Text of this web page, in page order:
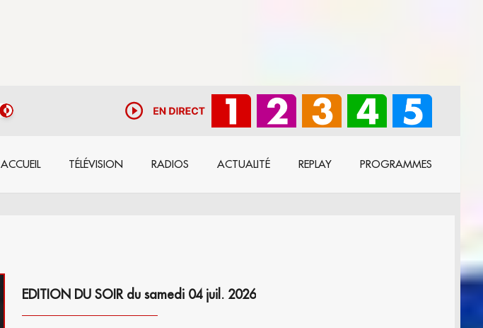
ACCUEIL TÉLÉVISION RADIOS ACTUALITÉ REPLAY PROGRAMMES
EDITION DU SOIR du samedi 04 juil. 2026